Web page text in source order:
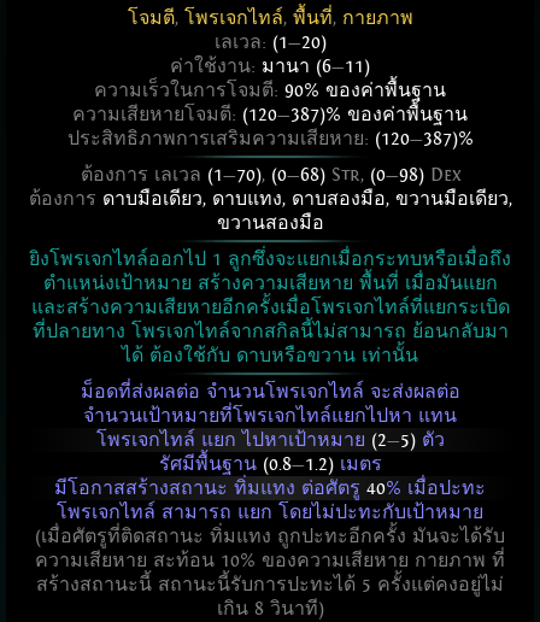
โจมตี, โพรเจกไทล์, พื้นที่, กายภาพ
เลเวล: (1—20)
ค่าใช้งาน: มานา (6—11)
ความเร็วในการโจมตี: 90% ของค่าพื้นฐาน
ความเสียหายโจมตี: (120—387)% ของค่าพื้นฐาน
ประสิทธิภาพการเสริมความเสียหาย: (120—387)%
ต้องการ เลเวล (1—70), (0—68)Str, (0—98)Dex
ต้องการ ดาบมือเดียว, ดาบแทง, ดาบสองมือ, ขวานมือเดียว,
ขวานสองมือ
ยิงโพรเจกไทล์ออกไป 1 ลูกซึ่งจะแยกเมื่อกระทบหรือเมื่อถึง
ตำแหน่งเป้าหมาย สร้างความเสียหาย พื้นที่ เมื่อมันแยก
และสร้างความเสียหายอีกครั้งเมื่อโพรเจกไทล์ที่แยกระเบิด
ที่ปลายทาง โพรเจกไทล์จากสกิลนี้ไม่สามารถ ย้อนกลับมา
ได้ ต้องใช้กับ ดาบหรือขวาน เท่านั้น
ม็อดที่ส่งผลต่อ จำนวนโพรเจกไทล์ จะส่งผลต่อ
จำนวนเป้าหมายที่โพรเจกไทล์แยกไปหา แทน
โพรเจกไทล์ แยก ไปหาเป้าหมาย (2—5)ตัว
รัศมีพื้นฐาน (0.8—1.2)เมตร
มีโอกาสสร้างสถานะ ทิ่มแทง ต่อศัตรู 40% เมื่อปะทะ
โพรเจกไทล์ สามารถ แยก โดยไม่ปะทะกับเป้าหมาย
(เมื่อศัตรูที่ติดสถานะ ทิ่มแทง ถูกปะทะอีกครั้ง มันจะได้รับ
ความเสียหาย สะท้อน 10% ของความเสียหาย กายภาพ ที่
สร้างสถานะนี้ สถานะนี้รับการปะทะได้ 5 ครั้งแต่คงอยู่ไม่
เกิน 8 วินาที)